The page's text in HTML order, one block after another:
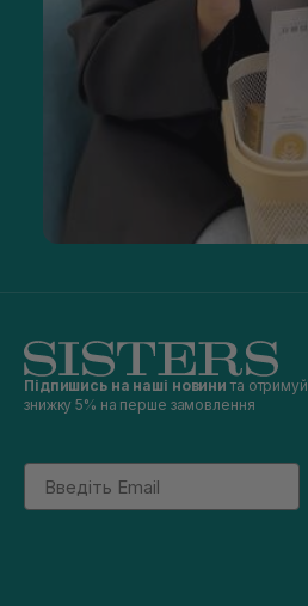
Підпишись на наші новини та отримуй
знижку 5% на перше замовлення
Email